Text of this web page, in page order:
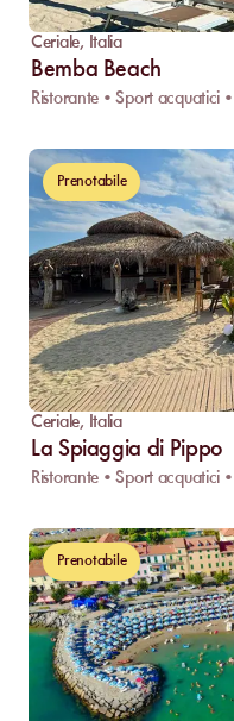
Ceriale, Italia
Bemba Beach
Ristorante • Sport acquatici
Prenotabile
Ceriale, Italia
La Spiaggia di Pippo
Ristorante • Sport acquatici
Prenotabile